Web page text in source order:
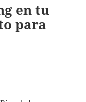
en tu
para